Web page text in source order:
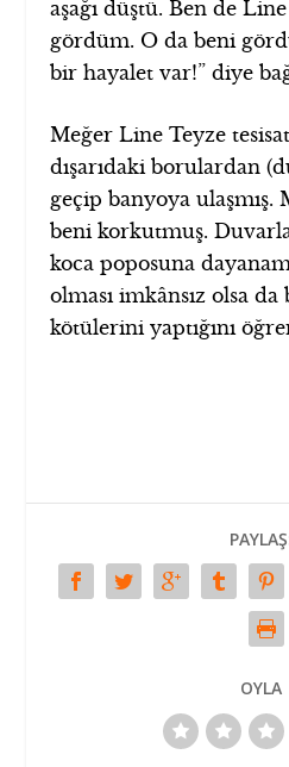
aşağı düştü. Ben de
gördüm. O da beni
bir hayalet var!” diye
Meğer Line Teyze
dışarıdaki borulardan
geçip banyoya ulaşmış.
beni korkutmuş.
koca poposuna
olması imkânsız olsa
kötülerini yaptığını
OYLA